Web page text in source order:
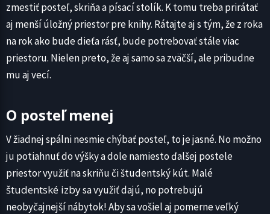
zmestiť posteľ, skriňa a písací stolík. K tomu treba prirátať
aj menší úložný priestor pre knihy. Rátajte aj s tým, že z roka
na rok ako bude dieťa rásť, bude potrebovať stále viac
priestoru. Nielen preto, že aj samo sa zväčší, ale pribudne
mu aj vecí.
O posteľ menej
V žiadnej spálni nesmie chýbať posteľ, to je jasné. No možno
ju potiahnuť do výšky a dole namiesto ďalšej postele
priestor využiť na skriňu či študentský kút. Malé
študentské izbysa využiť dajú, no potrebujú
neobyčajnejší nábytok! Aby sa vošiel aj pomerne veľký